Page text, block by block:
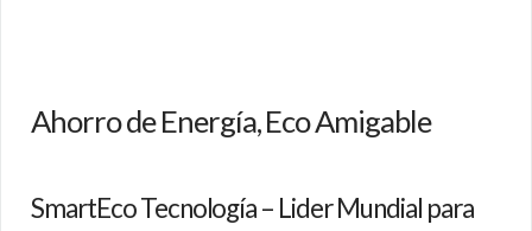
Ahorro de Energía, Eco Amigable
SmartEco Tecnología – Lider Mundial para